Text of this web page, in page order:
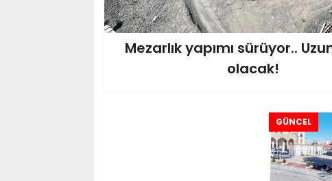
Mezarlık yapımı sürüyor..
olacak!
GÜNCEL